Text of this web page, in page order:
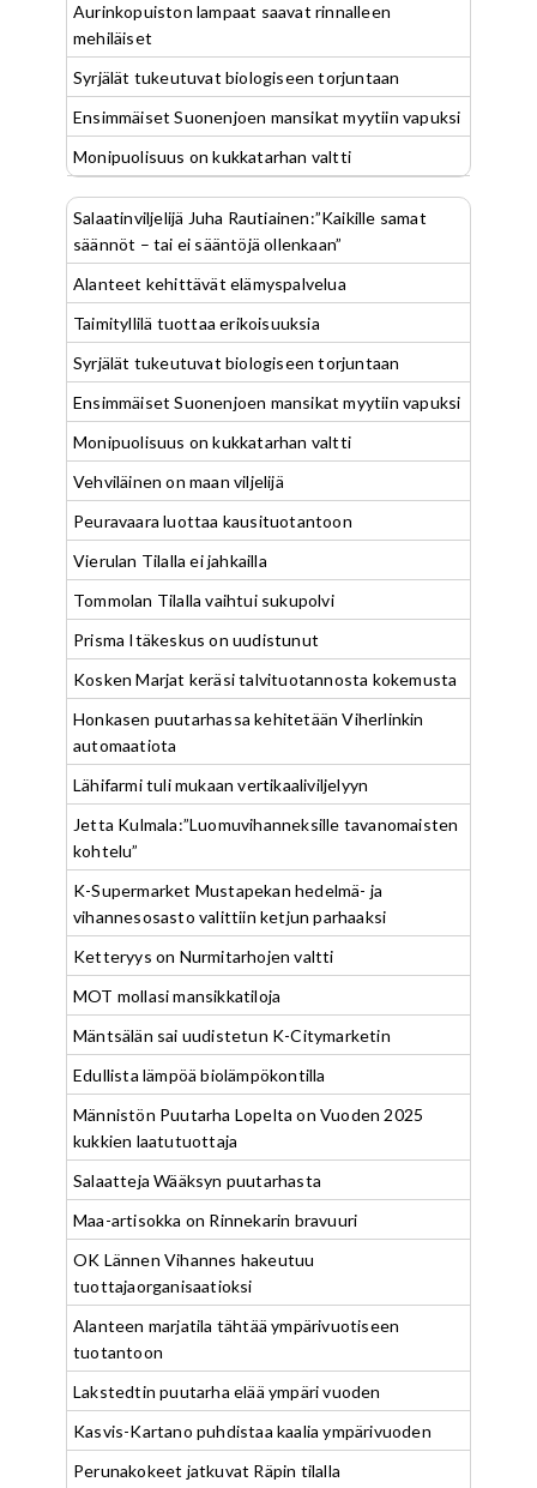
Aurinkopuiston lampaat saavat rinnalleen
mehiläiset
Syrjälät tukeutuvat biologiseen torjuntaan
Ensimmäiset Suonenjoen mansikat myytiin vapuksi
Monipuolisuus on kukkatarhan valtti
Salaatinviljelijä Juha Rautiainen:”Kaikille samat
säännöt – tai ei sääntöjä ollenkaan”
Alanteet kehittävät elämyspalvelua
Taimityllilä tuottaa erikoisuuksia
Syrjälät tukeutuvat biologiseen torjuntaan
Ensimmäiset Suonenjoen mansikat myytiin vapuksi
Monipuolisuus on kukkatarhan valtti
Vehviläinen on maan viljelijä
Peuravaara luottaa kausituotantoon
Vierulan Tilalla ei jahkailla
Tommolan Tilalla vaihtui sukupolvi
Prisma Itäkeskus on uudistunut
Kosken Marjat keräsi talvituotannosta kokemusta
Honkasen puutarhassa kehitetään Viherlinkin
automaatiota
Lähifarmi tuli mukaan vertikaaliviljelyyn
Jetta Kulmala:”Luomuvihanneksille tavanomaisten
kohtelu”
K-Supermarket Mustapekan hedelmä- ja
vihannesosasto valittiin ketjun parhaaksi
Ketteryys on Nurmitarhojen valtti
MOT mollasi mansikkatiloja
Mäntsälän sai uudistetun K-Citymarketin
Edullista lämpöä biolämpökontilla
Männistön Puutarha Lopelta on Vuoden 2025
kukkien laatutuottaja
Salaatteja Wääksyn puutarhasta
Maa-artisokka on Rinnekarin bravuuri
OK Lännen Vihannes hakeutuu
tuottajaorganisaatioksi
Alanteen marjatila tähtää ympärivuotiseen
tuotantoon
Lakstedtin puutarha elää ympäri vuoden
Kasvis-Kartano puhdistaa kaalia ympärivuoden
Perunakokeet jatkuvat Räpin tilalla